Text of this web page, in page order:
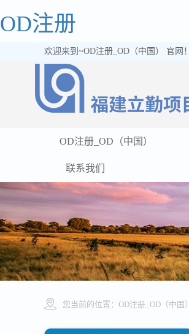
OD注册
欢迎来到~OD注册_OD（中国） 官网！
OD注册_OD（中国）
联系我们
您当前的位置： OD注册_OD（中国）